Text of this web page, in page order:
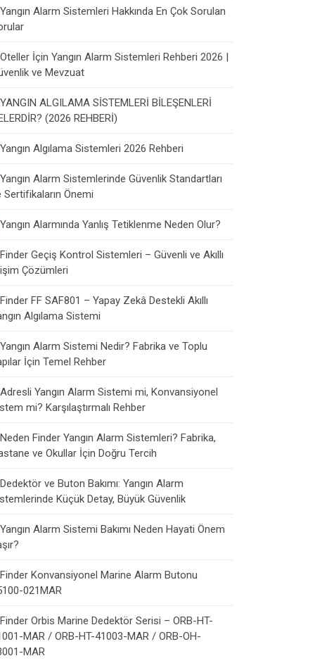
Yangın Alarm Sistemleri Hakkında En Çok Sorulan
Oteller İçin Yangın Alarm Sistemleri Rehberi 2026 |
ve Mevzuat
YANGIN ALGILAMA SİSTEMLERİ BİLEŞENLERİ
(2026 REHBERİ)
Yangın Algılama Sistemleri 2026 Rehberi
Yangın Alarm Sistemlerinde Güvenlik Standartları
Sertifikaların Önemi
Yangın Alarmında Yanlış Tetiklenme Neden Olur?
Finder Geçiş Kontrol Sistemleri – Güvenli ve Akıllı
Çözümleri
Finder FF SAF801 – Yapay Zekâ Destekli Akıllı
Algılama Sistemi
Yangın Alarm Sistemi Nedir? Fabrika ve Toplu
İçin Temel Rehber
Adresli Yangın Alarm Sistemi mi, Konvansiyonel
mi? Karşılaştırmalı Rehber
Neden Finder Yangın Alarm Sistemleri? Fabrika,
ve Okullar İçin Doğru Tercih
Dedektör ve Buton Bakımı: Yangın Alarm
Küçük Detay, Büyük Güvenlik
Yangın Alarm Sistemi Bakımı Neden Hayati Önem
Finder Konvansiyonel Marine Alarm Butonu
021MAR
Finder Orbis Marine Dedektör Serisi – ORB-HT-
MAR / ORB-HT-41003-MAR / ORB-OH-
MAR